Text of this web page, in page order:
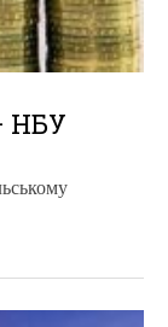
НБУ